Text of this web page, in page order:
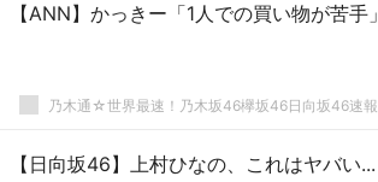
【ANN】かっきー「1人での買い物が苦手」
【日向坂46】上村ひなの、これはヤバい...